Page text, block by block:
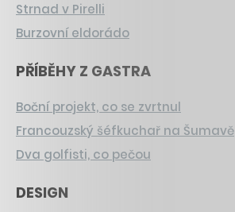
Strnad v Pirelli
Burzovní eldorádo
PŘÍBĚHY Z GASTRA
Boční projekt, co se zvrtnul
Francouzský šéfkuchař na Šumavě
Dva golfisti, co pečou
DESIGN